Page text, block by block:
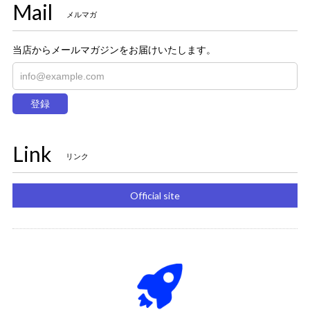
Mail メルマガ
当店からメールマガジンをお届けいたします。
登録
Link リンク
Official site